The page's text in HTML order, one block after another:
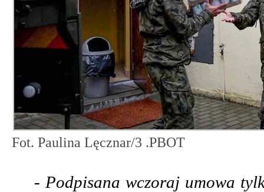
Fot. Paulina Lęcznar/3 .PBOT
- Podpisana wczoraj umowa